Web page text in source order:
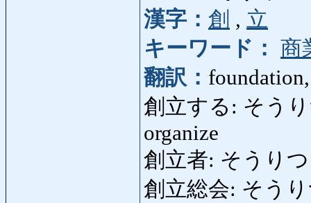
漢字： 創 , 立
キーワード： 商
翻訳：
創立する: そうり
organize
創立者: そうり
創立総会: そう